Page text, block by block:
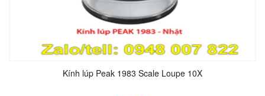
Kính lúp Peak 1983 Scale Loupe 10X